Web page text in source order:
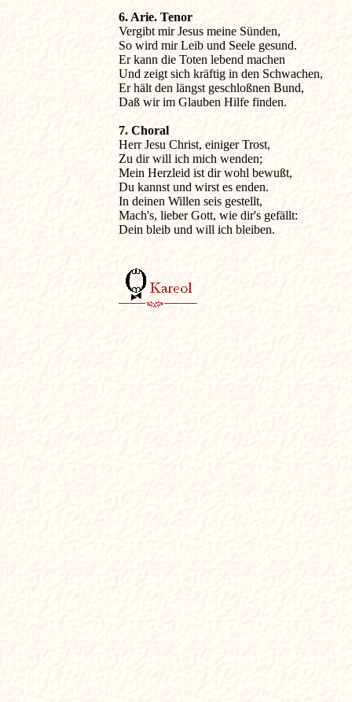
6. Arie. Tenor
Vergibt mir Jesus meine Sünden,
So wird mir Leib und Seele gesund.
Er kann die Toten lebend machen
Und zeigt sich kräftig in den Schwachen,
Er hält den längst geschloßnen Bund,
Daß wir im Glauben Hilfe finden.
7. Choral
Herr Jesu Christ, einiger Trost,
Zu dir will ich mich wenden;
Mein Herzleid ist dir wohl bewußt,
Du kannst und wirst es enden.
In deinen Willen seis gestellt,
Mach's, lieber Gott, wie dir's gefällt:
Dein bleib und will ich bleiben.